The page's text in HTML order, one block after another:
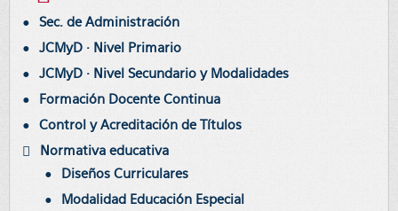
Sec. de Administración
JCMyD · Nivel Primario
JCMyD · Nivel Secundario y Modalidades
Formación Docente Continua
Control y Acreditación de Títulos
Normativa educativa
Diseños Curriculares
Modalidad Educación Especial